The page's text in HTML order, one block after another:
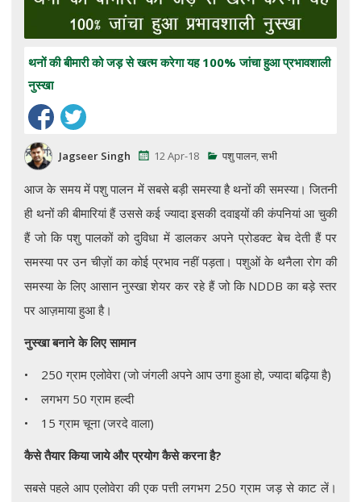
थनों की बीमारी को जड़ से खत्म करेगा यह 100% जांचा हुआ प्रभावशाली
नुस्खा
Jagseer Singh 12 Apr-18 पशु पालन,सभी
आज के समय में पशु पालन में सबसे बड़ी समस्या है थनों की समस्या। जितनी
ही थनों की बीमारियां हैं उससे कई ज्यादा इसकी दवाइयों की कंपनियां आ चुकी
हैं जो कि पशु पालकों को दुविधा में डालकर अपने प्रोडक्ट बेच देती हैं पर
समस्या पर उन चीज़ों का कोई प्रभाव नहीं पड़ता। पशुओं के थनैला रोग की
समस्या के लिए आसान नुस्खा शेयर कर रहे हैं जो कि NDDB का बड़े स्तर
पर आज़माया हुआ है।
नुस्खा बनाने के लिए सामान
• 250 ग्राम एलोवेरा (जो जंगली अपने आप उगा हुआ हो, ज्यादा बढ़िया है)
• लगभग 50 ग्राम हल्दी
• 15 ग्राम चूना (जरदे वाला)
कैसे तैयार किया जाये और प्रयोग कैसे करना है?
सबसे पहले आप एलोवेरा की एक पत्ती लगभग 250 ग्राम जड़ से काट लें।